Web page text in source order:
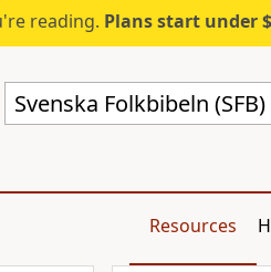
reading. Plans start under $6/
Svenska Folkbibeln (SFB)
Resources